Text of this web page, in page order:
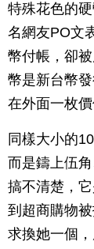
特殊花色的
名網友PO文
幣付帳，卻
幣是新台幣
在外面一枚價
同樣大小的
而是鑄上伍
搞不清楚，
到超商購物
求換她一個